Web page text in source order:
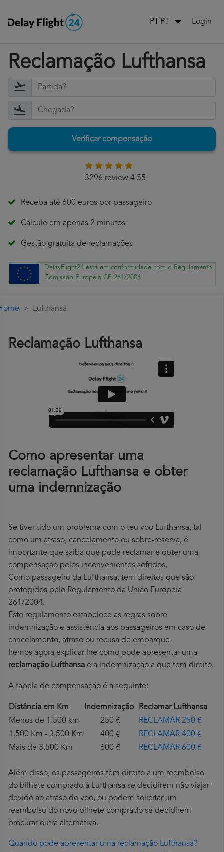
PT-PT Login
Reclamação Lufthansa
Verificar compensação
3296 review 4.55
Receba até 600 euros por passageiro
Calcule em apenas 2 minutos
Gestão gratuita de reclamações
DelayFlight24 está em conformidade com o Regulamento
Comissão Européia CE 261/2004
Lufthansa
Reclamação Lufthansa
Como apresentar uma
reclamação Lufthansa e obter
uma indemnização
Se tiver tido um problema com o teu voo Lufthansa, tal
como um atraso, cancelamento ou sobre-reserva, é
importante que saiba que pode reclamar e obter uma
compensação pelos inconvenientes sofridos.
Como passageiro da Lufthansa, tem direitos que são
protegidos pelo Regulamento da União Europeia
261/2004.
Este regulamento estabelece as regras sobre
indemnização e assistência aos passageiros em caso de
cancelamento, atraso ou recusa de embarque.
Iremos agora explicar-lhe como pode apresentar uma
reclamação Lufthansa e a indemnização a que tem direito.
A tabela de compensação é a seguinte:
Distância em Km Indemnização
Reclamar Lufthansa
Menos de 1.500 km
250 €
RECLAMAR 250 €
1.500 Km - 3.500 Km
400 €
RECLAMAR 400 €
Mais de 3.500 Km
600 € RECLAMAR 600 €
Além disso, os passageiros têm direito a um reembolso
do bilhete comprado à Lufthansa se decidirem não viajar
devido ao atraso do voo, ou podem solicitar um
reembolso do novo bilhete comprado se decidirem
procurar outra alternativa.
Quando pode apresentar uma reclamação Lufthansa?